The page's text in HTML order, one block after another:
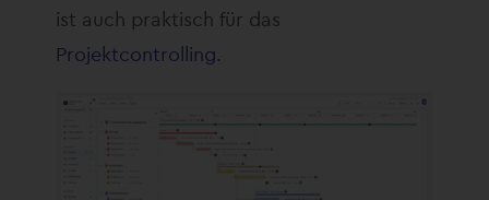
ist auch praktisch für das
Projektcontrolling.